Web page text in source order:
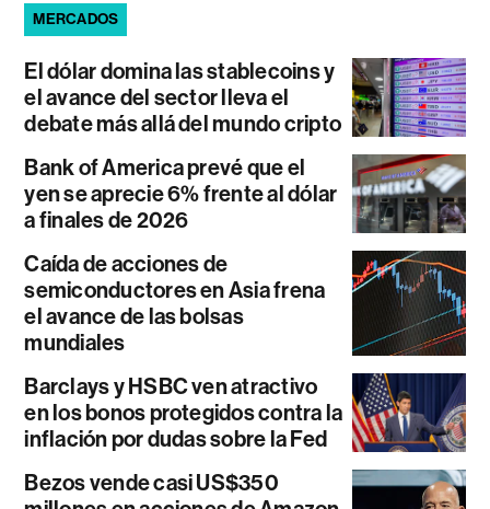
MERCADOS
El dólar domina las stablecoins y
el avance del sector lleva el
debate más allá del mundo cripto
Bank of America prevé que el
yen se aprecie 6% frente al dólar
a finales de 2026
Caída de acciones de
semiconductores en Asia frena
el avance de las bolsas
mundiales
Barclays y HSBC ven atractivo
en los bonos protegidos contra la
inflación por dudas sobre la Fed
Bezos vende casi US$350